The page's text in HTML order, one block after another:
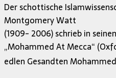
Der schottische
Montgomery Watt
(1909- 2006) schrieb in
„Mohammed At Mecca“